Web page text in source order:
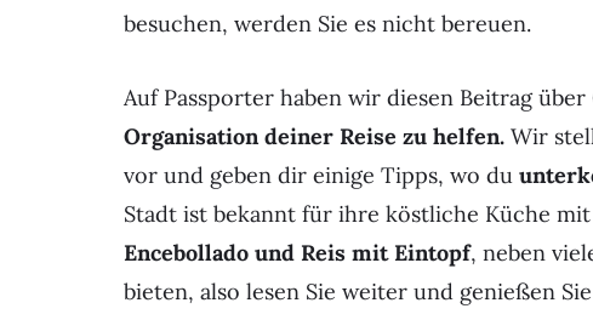
besuchen, werden Sie es nicht bereuen.
Auf Passporter haben wir diesen Beitrag
Organisation deiner Reise zu helfen. Wir
vor und geben dir einige Tipps, wo du
Stadt ist bekannt für ihre köstliche Küche
Encebollado und Reis mit Eintopf, neben
bieten, also lesen Sie weiter und genießen